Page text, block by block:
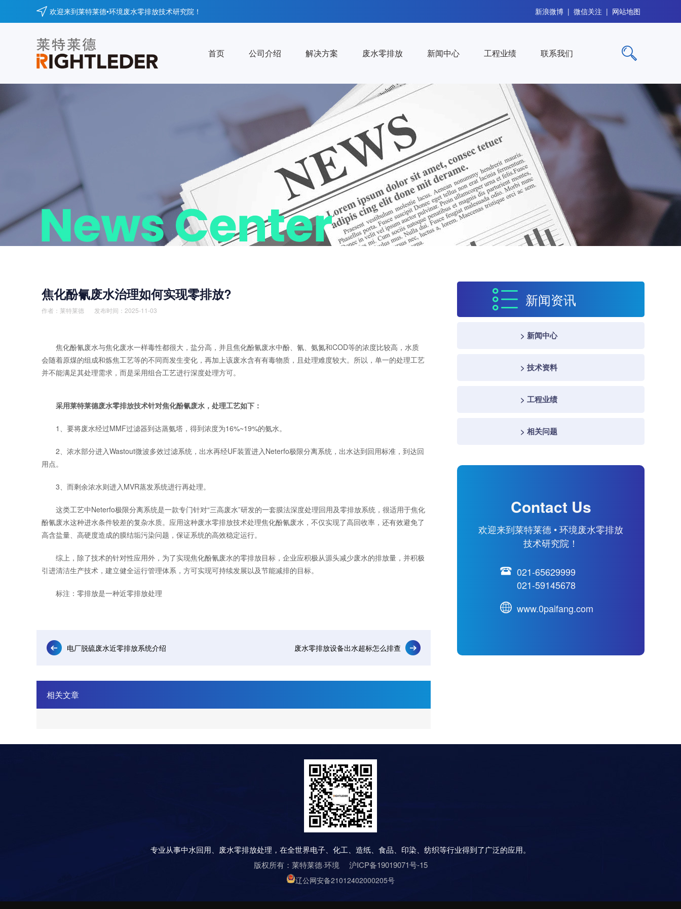
新浪微博 | 微信关注 | 网站地图
欢迎来到莱特莱德•环境废水零排放技术研究院！
首页 公司介绍 解决方案 废水零排放 新闻中心 工程业绩 联系我们
焦化酚氰废水治理如何实现零排放?
作者： 莱特莱德 发布时间：2025-11-03
焦化酚氰废水与焦化废水一样毒性都很大，盐分高，并且焦化酚氰废水中酚、氰、氨氮和COD等的浓度比较高，水质
会随着原煤的组成和炼焦工艺等的不同而发生变化，再加上该废水含有有毒物质，且处理难度较大。所以，单一的处理工艺
并不能满足其处理需求，而是采用组合工艺进行深度处理方可。
采用莱特莱德废水零排放技术针对焦化酚氰废水，处理工艺如下：
1、要将废水经过MMF过滤器到达蒸氨塔，得到浓度为16%~19%的氨水。
2、浓水部分进入Wastout微波多效过滤系统，出水再经UF装置进入Neterfo极限分离系统，出水达到回用标准，到达回
用点。
3、而剩余浓水则进入MVR蒸发系统进行再处理。
这类工艺中Neterfo极限分离系统是一款专门针对“三高废水”研发的一套膜法深度处理回用及零排放系统，很适用于焦化
酚氰废水这种进水条件较差的复杂水质。应用这种废水零排放技术处理焦化酚氰废水，不仅实现了高回收率，还有效避免了
高含盐量、高硬度造成的膜结垢污染问题，保证系统的高效稳定运行。
综上，除了技术的针对性应用外，为了实现焦化酚氰废水的零排放目标，企业应积极从源头减少废水的排放量，并积极
引进清洁生产技术，建立健全运行管理体系，方可实现可持续发展以及节能减排的目标。
标注：零排放是一种近零排放处理
电厂脱硫废水近零排放系统介绍 废水零排放设备出水超标怎么排查
相关文章
新闻资讯
> 新闻中心
> 技术资料
> 工程业绩
> 相关问题
Contact Us
欢迎来到莱特莱德 • 环境废水零排放
技术研究院！
021-65629999
021-59145678
www.0paifang.com
专业从事中水回用、废水零排放处理，在全世界电子、化工、造纸、食品、印染、纺织等行业得到了广泛的应用。
版权所有：莱特莱德·环境 沪ICP备19019071号-15
辽公网安备21012402000205号